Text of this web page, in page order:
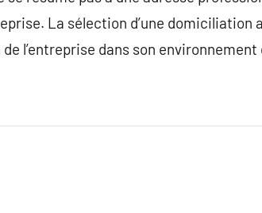
La sélection d’une domiciliation
l’entreprise dans son